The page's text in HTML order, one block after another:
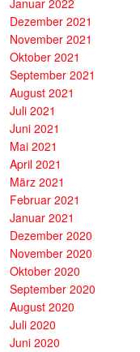
Januar 2022
Dezember 2021
November 2021
Oktober 2021
September 2021
August 2021
Juli 2021
Juni 2021
Mai 2021
April 2021
März 2021
Februar 2021
Januar 2021
Dezember 2020
November 2020
Oktober 2020
September 2020
August 2020
Juli 2020
Juni 2020